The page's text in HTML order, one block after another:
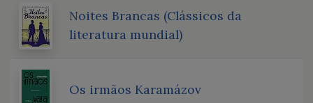
Noites Brancas (Clássicos da
literatura mundial)
Os irmãos Karamázov